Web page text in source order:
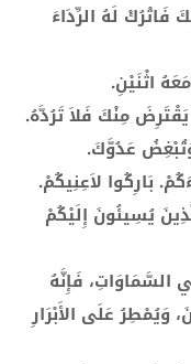
فَاتْرُكْ لَهُ الرِّدَاءَ
اثْنَيْنِ.
مِنْكَ فَلاَ تَرُدَّهُ.
عَدُوَّكَ.
بَارِكُوا لاَعِنِيكُمْ.
يُسِيئُونَ إِلَيْكُمْ
السَّمَاوَاتِ، فَإِنَّهُ
عَلَى الأَبْرَارِ